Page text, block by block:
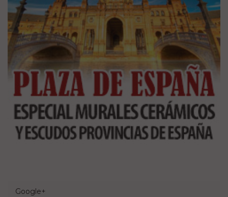
Google+